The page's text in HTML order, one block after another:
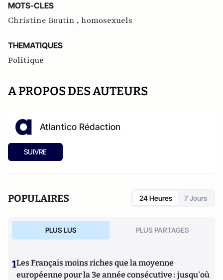
MOTS-CLES
Christine Boutin , homosexuels
THEMATIQUES
Politique
A PROPOS DES AUTEURS
Atlantico Rédaction
SUIVRE
POPULAIRES 24 Heures 7 Jours
PLUS LUS PLUS PARTAGES
1Les Français moins riches que la moyenne
européenne pour la 3e année consécutive : jusqu'où